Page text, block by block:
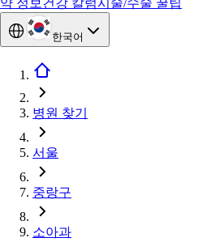
약 정보 건강 칼럼시술/수술 꿀팁
한국어
병원 찾기
서울
중랑구
소아과